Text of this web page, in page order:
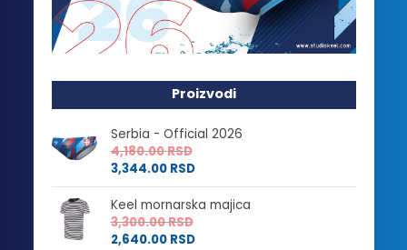
Proizvodi
Serbia - Official 2026
4,180.00RSD
3,344.00 RSD
Keel mornarska majica
3,300.00RSD
2,640.00 RSD